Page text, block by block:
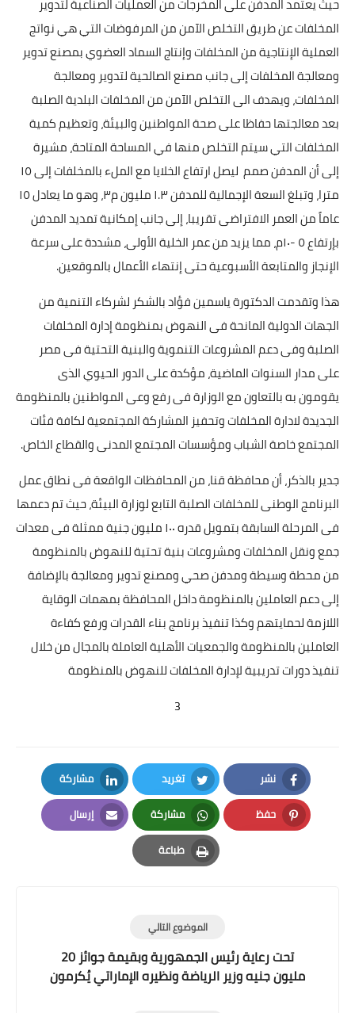
حيث يعتمد المدفن على المخرجات من العمليات الصناعية لتدوير
المخلفات عن طريق التخلص الآمن من المرفوضات التي هي نواتج
العملية الإنتاجية من المخلفات وإنتاج السماد العضوي بمصنع تدوير
ومعالجة المخلفات إلى جانب مصنع الصالحية لتدوير ومعالجة
المخلفات، ويهدف الى التخلص الآمن من المخلفات البلدية الصلبة
بعد معالجتها حفاظا على صحة المواطنين والبيئة، وتعظيم كمية
المخلفات التي سيتم التخلص منها في المساحة المتاحة، مشيرة
إلى أن المدفن صمم ليصل ارتفاع الخلايا مع الملء بالمخلفات إلى ١٥
مترا، وتبلغ السعة الإجمالية للمدفن ١.٣ مليون م٣، وهو ما يعادل ١٥
عاماً من العمر الافتراضى تقريبا، إلى جانب إمكانية تمديد المدفن
بإرتفاع ٥ -١٠م، مما يزيد من عمر الخلية الأولى، مشددة على سرعة
الإنجاز والمتابعة الأسبوعية حتى إنتهاء الأعمال بالموقعين.
هذا وتقدمت الدكتورة ياسمين فؤاد بالشكر لشركاء التنمية من
الجهات الدولية المانحة فى النهوض بمنظومة إدارة المخلفات
الصلبة وفى دعم المشروعات التنموية والبنية التحتية فى مصر
على مدار السنوات الماضية، مؤكدة على الدور الحيوي الذى
يقومون به بالتعاون مع الوزارة فى رفع وعى المواطنين بالمنظومة
الجديدة لادارة المخلفات وتحفيز المشاركة المجتمعية لكافة فئات
المجتمع خاصة الشباب ومؤسسات المجتمع المدنى والقطاع الخاص.
جدير بالذكر، أن محافظة قنا، من المحافظات الواقعة فى نطاق عمل
البرنامج الوطنى للمخلفات الصلبة التابع لوزارة البيئة، حيث تم دعمها
فى المرحلة السابقة بتمويل قدره ١٠٠ مليون جنية ممثلة فى معدات
جمع ونقل المخلفات ومشروعات بنية تحتية للنهوض بالمنظومة
من محطة وسيطة ومدفن صحي ومصنع تدوير ومعالجة بالإضافة
إلى دعم العاملين بالمنظومة داخل المحافظة بمهمات الوقاية
اللازمة لحمايتهم وكذا تنفيذ برنامج بناء القدرات ورفع كفاءة
العاملين بالمنظومة والجمعيات الأهلية العاملة بالمجال من خلال
تنفيذ دورات تدريبية لإدارة المخلفات للنهوض بالمنظومة
3
نشر
Facebook
تغريد
Twitter
مشاركة
LinkedIn
حفظ
Pinterest
مشاركة
Whatsapp
إرسال
Email
طباعة
Print
الموضوع التالي
تحت رعاية رئيس الجمهورية وبقيمة جوائز 20
مليون جنيه وزير الرياضة ونظيره الإماراتي يُكرمون